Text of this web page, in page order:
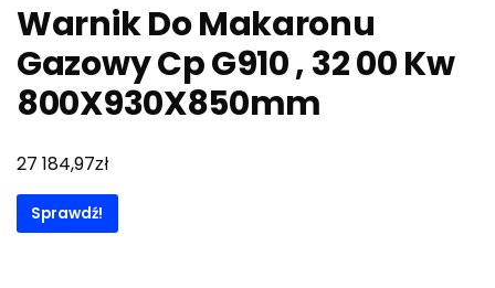
Warnik Do Makaronu
Gazowy Cp G910 , 32 00 Kw
800X930X850mm
27 184,97zł
Sprawdź!